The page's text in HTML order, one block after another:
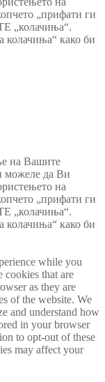
„прифати ги
„колачиња“.
колачиња“ како би
на Вашите
можеле да Ви
на
„прифати ги
„колачиња“.
колачиња“ како би
while you
cookies that are
as they are
of the website. We
and understand how
in your browser
to opt-out of these
may affect your